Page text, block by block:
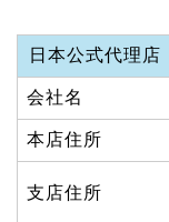
日本公式代理店
会社名
本店住所
支店住所